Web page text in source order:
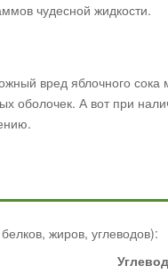
чудесной жидкости.
вред яблочного сока
оболочек. А вот при
жиров, углеводов):